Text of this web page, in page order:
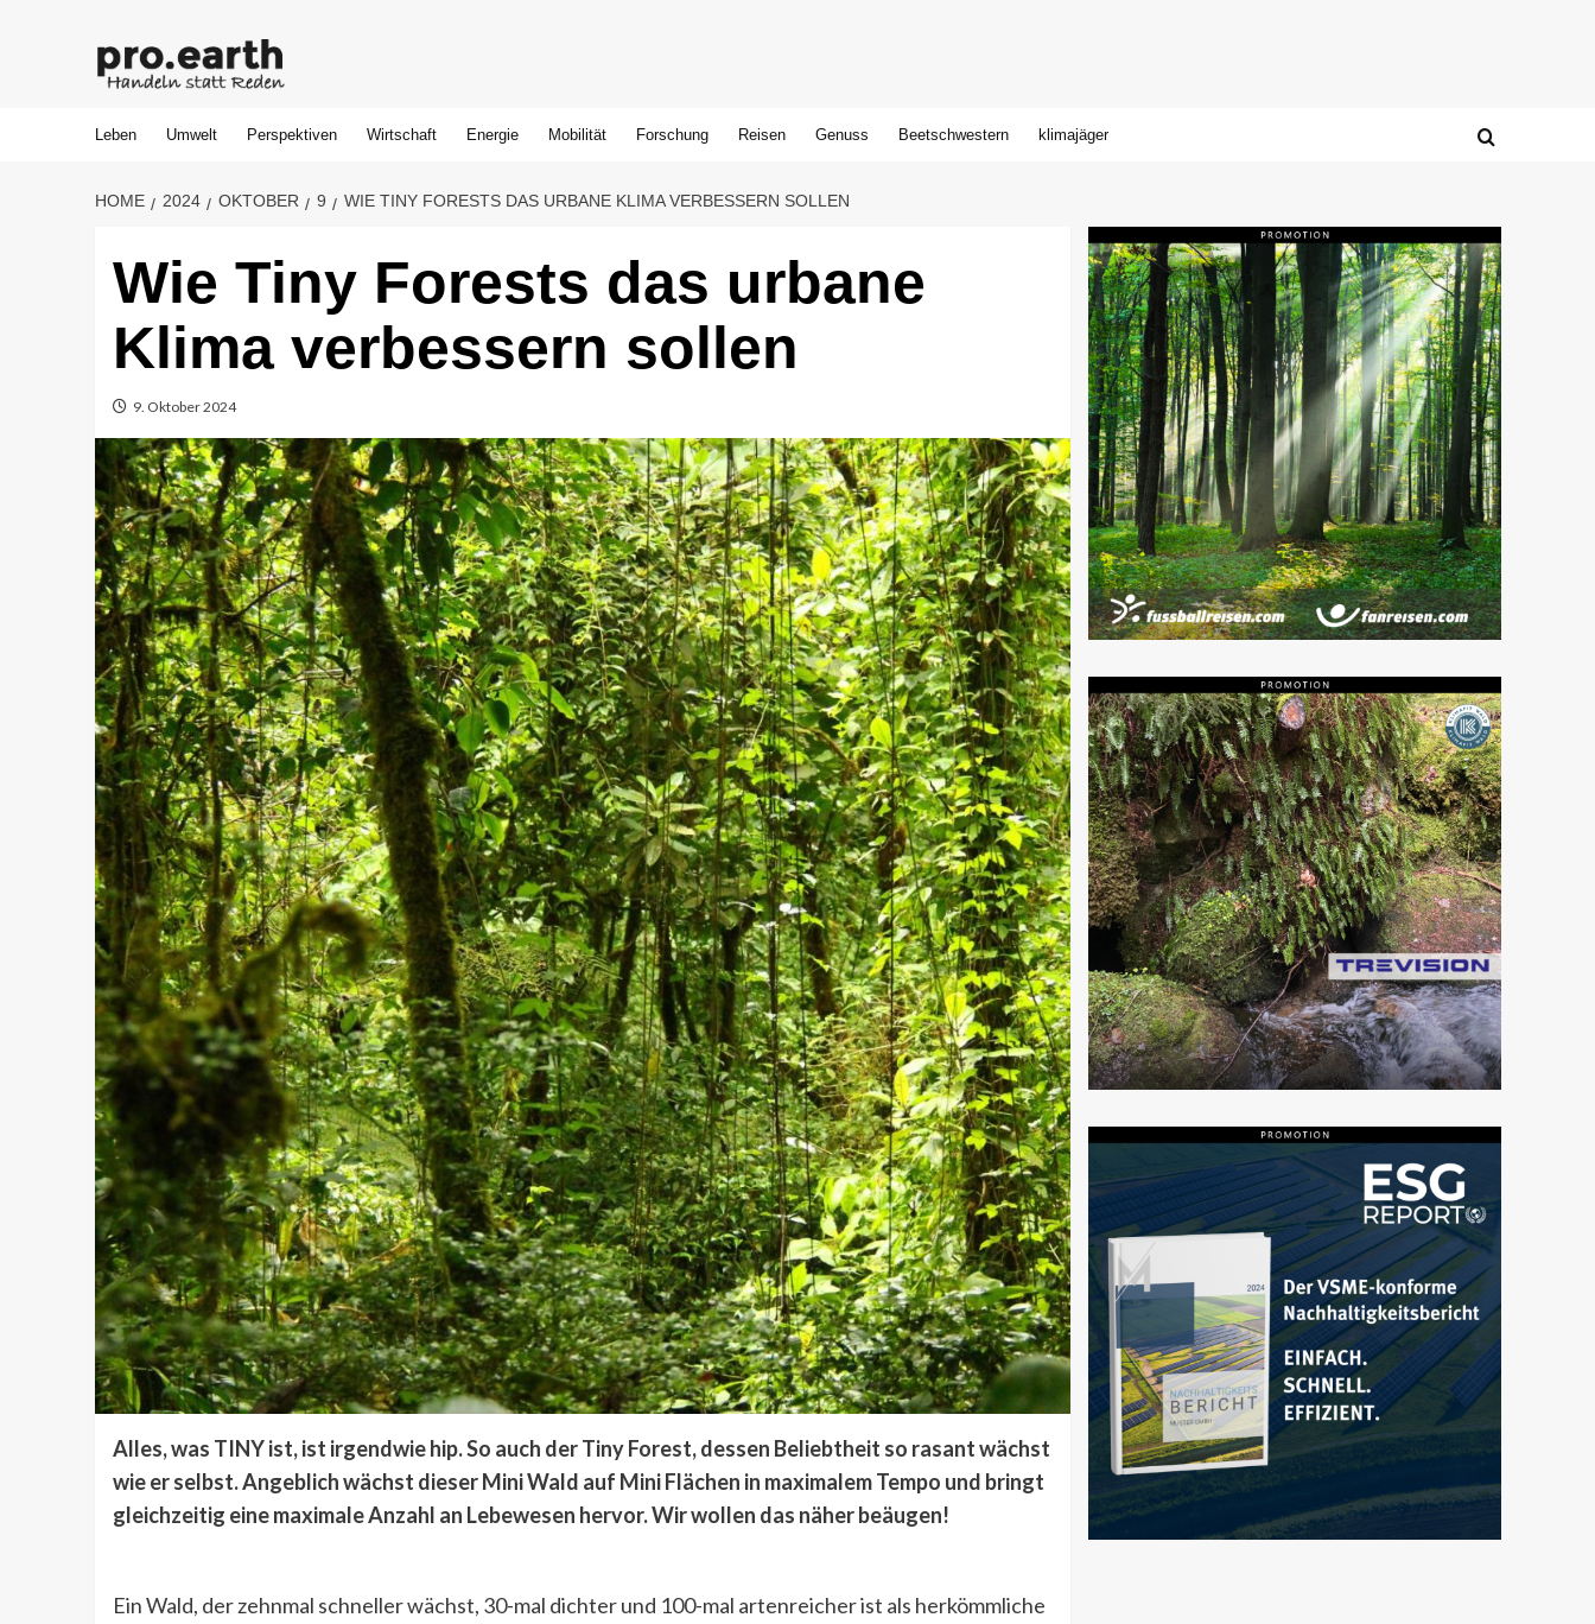
Leben Umwelt Perspektiven Wirtschaft Energie Mobilität Forschung Reisen Genuss Beetschwestern klimajäger
HOME 2024 OKTOBER 9 WIE TINY FORESTS DAS URBANE KLIMA VERBESSERN SOLLEN
Wie Tiny Forests das urbane
Klima verbessern sollen
9. Oktober 2024
Alles, was TINY ist, ist irgendwie hip. So auch der Tiny Forest, dessen Beliebtheit so rasant wächst
wie er selbst. Angeblich wächst dieser Mini Wald auf Mini Flächen in maximalem Tempo und bringt
gleichzeitig eine maximale Anzahl an Lebewesen hervor. Wir wollen das näher beäugen!
Ein Wald, der zehnmal schneller wächst, 30-mal dichter und 100-mal artenreicher ist als herkömmliche